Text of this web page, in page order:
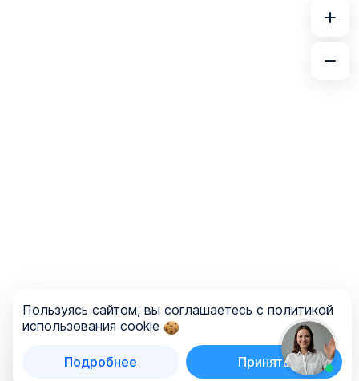
Список
Пользуясь сайтом, вы соглашаетесь с политикой
использования cookie
Подробнее Принять